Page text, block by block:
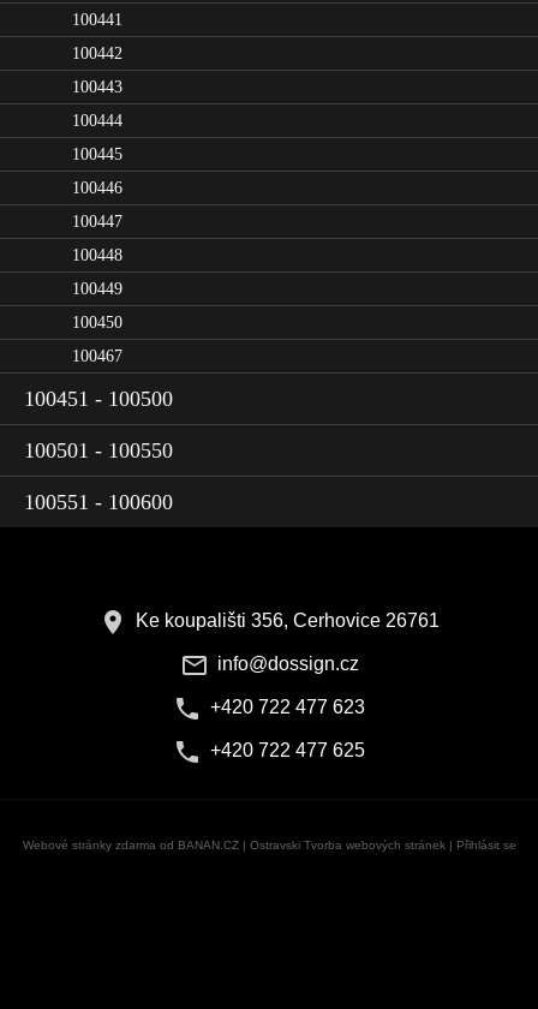
100441
100442
100443
100444
100445
100446
100447
100448
100449
100450
100467
100451 - 100500
100501 - 100550
100551 - 100600
Ke koupališti 356, Cerhovice 26761
info@dossign.cz
+420 722 477 623
+420 722 477 625
Webové stránky zdarma od BANAN.CZ| Ostravski Tvorba webových stránek | Přihlásit se